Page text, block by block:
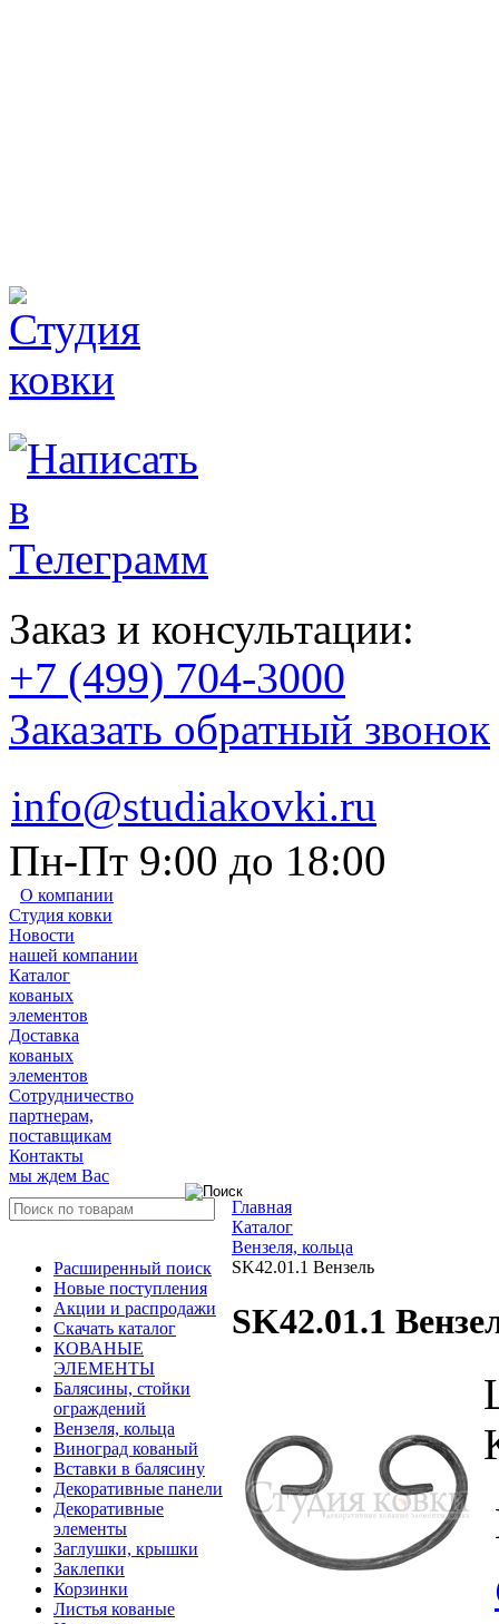
Заказ и консультации:
+7 (499) 704-3000
Заказать обратный звонок
info@studiakovki.ru
Пн-Пт 9:00 до 18:00
О компании
Студия ковки
Новости
нашей компании
Каталог
кованых
элементов
Доставка
кованых
элементов
Сотрудничество
партнерам,
поставщикам
Контакты
мы ждем Вас
Расширенный поиск
Новые поступления
Акции и распродажи
Скачать каталог
КОВАНЫЕ
ЭЛЕМЕНТЫ
Балясины, стойки
ограждений
Вензеля, кольца
Виноград кованый
Вставки в балясину
Декоративные панели
Декоративные
элементы
Заглушки, крышки
Заклепки
Корзинки
Листья кованые
Главная
Каталог
Вензеля, кольца
SK42.01.1 Вензель
SK42.01.1